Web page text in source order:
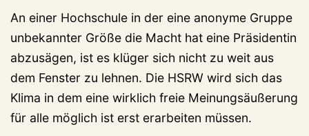
An einer Hochschule in der eine anonyme Gruppe
unbekannter Größe die Macht hat eine Präsidentin
abzusägen, ist es klüger sich nicht zu weit aus
dem Fenster zu lehnen. Die HSRW wird sich das
Klima in dem eine wirklich freie Meinungsäußerung
für alle möglich ist erst erarbeiten müssen.